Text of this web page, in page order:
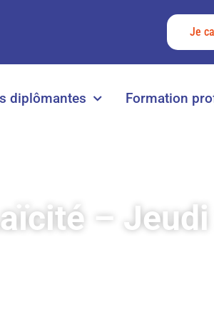
Je
diplômantes Formation
–